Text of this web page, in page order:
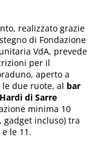
realizzato grazie
di Fondazione
VdA, prevede
per il
aperto a
due ruote, al bar
di Sarre
minima 10
gadget incluso) tra
e le 11.